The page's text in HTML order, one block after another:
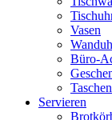
Vasen
Büro-
Servieren